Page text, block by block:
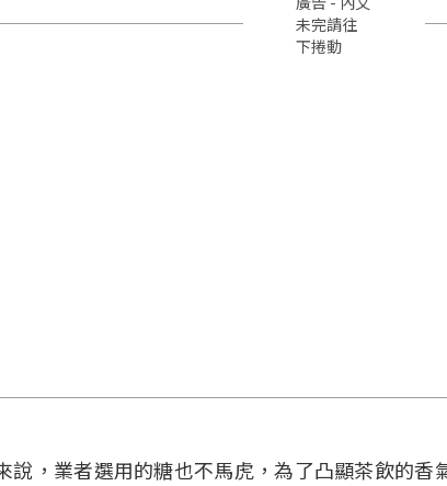
未完請往
下捲動
說，業者選用的糖也不馬虎，為了凸顯茶飲的